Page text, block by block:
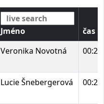
Jméno
čas
Veronika Novotná
Lucie Šnebergerová